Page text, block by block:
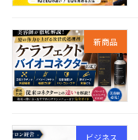
新商品
ビジネス